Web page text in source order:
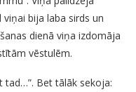
bija laba sirds un
dienā viņa izdomāja
vēstulēm.
tad…”. Bet tālāk sekoja: